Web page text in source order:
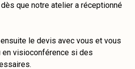
que notre atelier a réceptionné
le devis avec vous et vous
en visioconférence si des